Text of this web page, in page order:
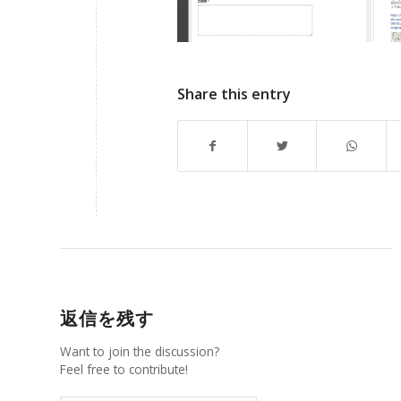
Share this entry
返信を残す
Want to join the discussion?
Feel free to contribute!